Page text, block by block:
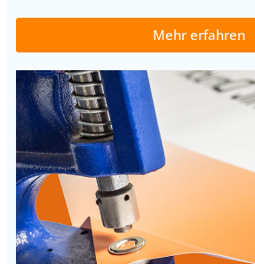
Mehr erfahren